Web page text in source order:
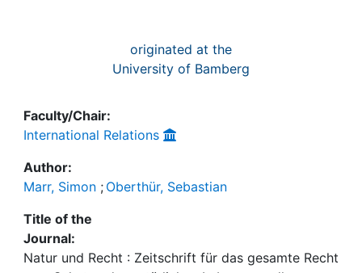
originated at the
University of Bamberg
Faculty/Chair:
International Relations
Author:
Marr, Simon ; Oberthür, Sebastian
Title of the
Journal:
Natur und Recht : Zeitschrift für das gesamte Recht